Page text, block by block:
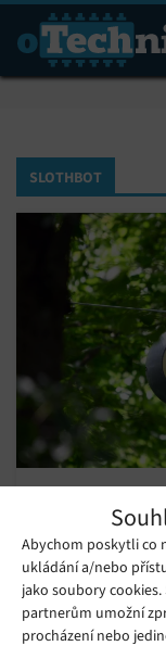
Abychom poskytli co
ukládání a/nebo
jako soubory
partnerům umožní
procházení nebo
SLOTHBOT
s
Pondělí 29. 06. 2020
Konstruktéři
některé problémy
minulosti.